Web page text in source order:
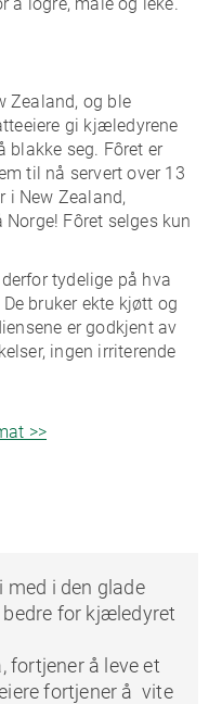
Zealand, og ble
gi kjæledyrene
blakke seg. Fôret er
til nå servert over 13
New Zealand,
Fôret selges kun
tydelige på hva
bruker ekte kjøtt og
er godkjent av
ingen irriterende
>>
med i den glade
for kjæledyret
fortjener å leve et
fortjener å vite